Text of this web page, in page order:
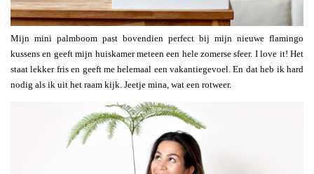
Mijn mini palmboom past bovendien perfect bij mijn nieuwe flamingo
kussens en geeft mijn huiskamer meteen een hele zomerse sfeer. I love it! Het
staat lekker fris en geeft me helemaal een vakantiegevoel. En dat heb ik hard
nodig als ik uit het raam kijk. Jeetje mina, wat een rotweer.